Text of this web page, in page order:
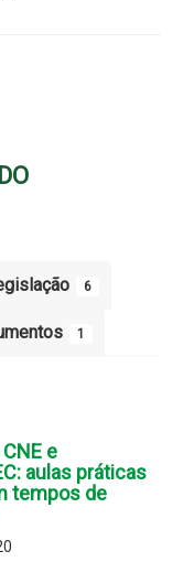
6
1
e
aulas práticas
tempos de